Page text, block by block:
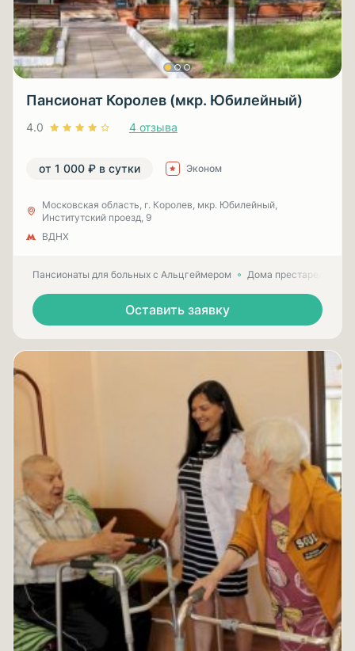
Пансионат Королев (мкр. Юбилейный)
4.0 4 отзыва
от 1 000 ₽ в сутки Эконом
Московская область, г. Королев, мкр. Юбилейный,
Институтский проезд, 9
ВДНХ
Пансионаты для больных с Альцгеймером Дома престарелых
Оставить заявку